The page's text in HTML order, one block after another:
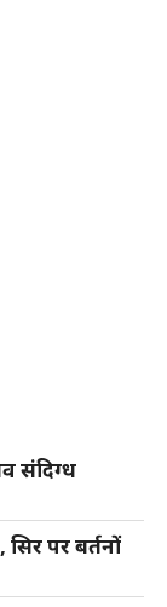
संदिग्ध
पर बर्तनों